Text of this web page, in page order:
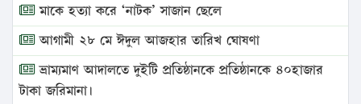
মাকে হত্যা করে ‘নাটক’ সাজান ছেলে
আগামী ২৮ মে ঈদুল আজহার তারিখ ঘোষণা
ভ্রাম্যমাণ আদালতে দুইটি প্রতিষ্ঠানকে প্রতিষ্ঠানকে ৪০হাজার
টাকা জরিমানা।